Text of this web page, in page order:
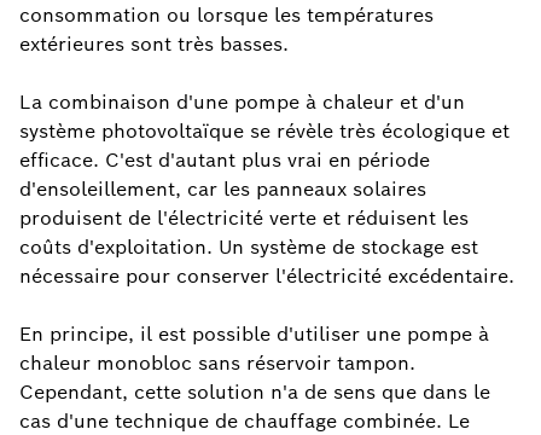
consommation ou lorsque les températures
extérieures sont très basses.
La combinaison d'une pompe à chaleur et d'un
système photovoltaïque se révèle très écologique et
efficace. C'est d'autant plus vrai en période
d'ensoleillement, car les panneaux solaires
produisent de l'électricité verte et réduisent les
coûts d'exploitation. Un système de stockage est
nécessaire pour conserver l'électricité excédentaire.
En principe, il est possible d'utiliser une pompe à
chaleur monobloc sans réservoir tampon.
Cependant, cette solution n'a de sens que dans le
cas d'une technique de chauffage combinée. Le